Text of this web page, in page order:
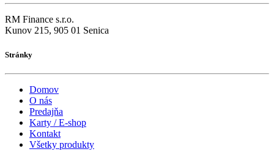
RM Finance s.r.o.
Kunov 215, 905 01 Senica
Stránky
Domov
O nás
Predajňa
Karty / E-shop
Kontakt
Všetky produkty